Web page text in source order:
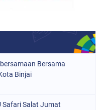
Bersama
Binjai
Safari Salat Jumat